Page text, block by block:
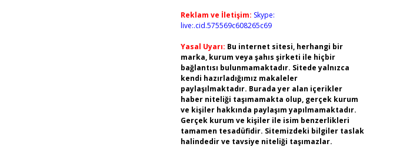
Reklam ve İletişim: Skype:
live:.cid.575569c608265c69
Yasal Uyarı: Bu internet sitesi, herhangi bir
marka, kurum veya şahıs şirketi ile hiçbir
bağlantısı bulunmamaktadır. Sitede yalnızca
kendi hazırladığımız makaleler
paylaşılmaktadır. Burada yer alan içerikler
haber niteliği taşımamakta olup, gerçek kurum
ve kişiler hakkında paylaşım yapılmamaktadır.
Gerçek kurum ve kişiler ile isim benzerlikleri
tamamen tesadüfidir. Sitemizdeki bilgiler taslak
halindedir ve tavsiye niteliği taşımazlar.